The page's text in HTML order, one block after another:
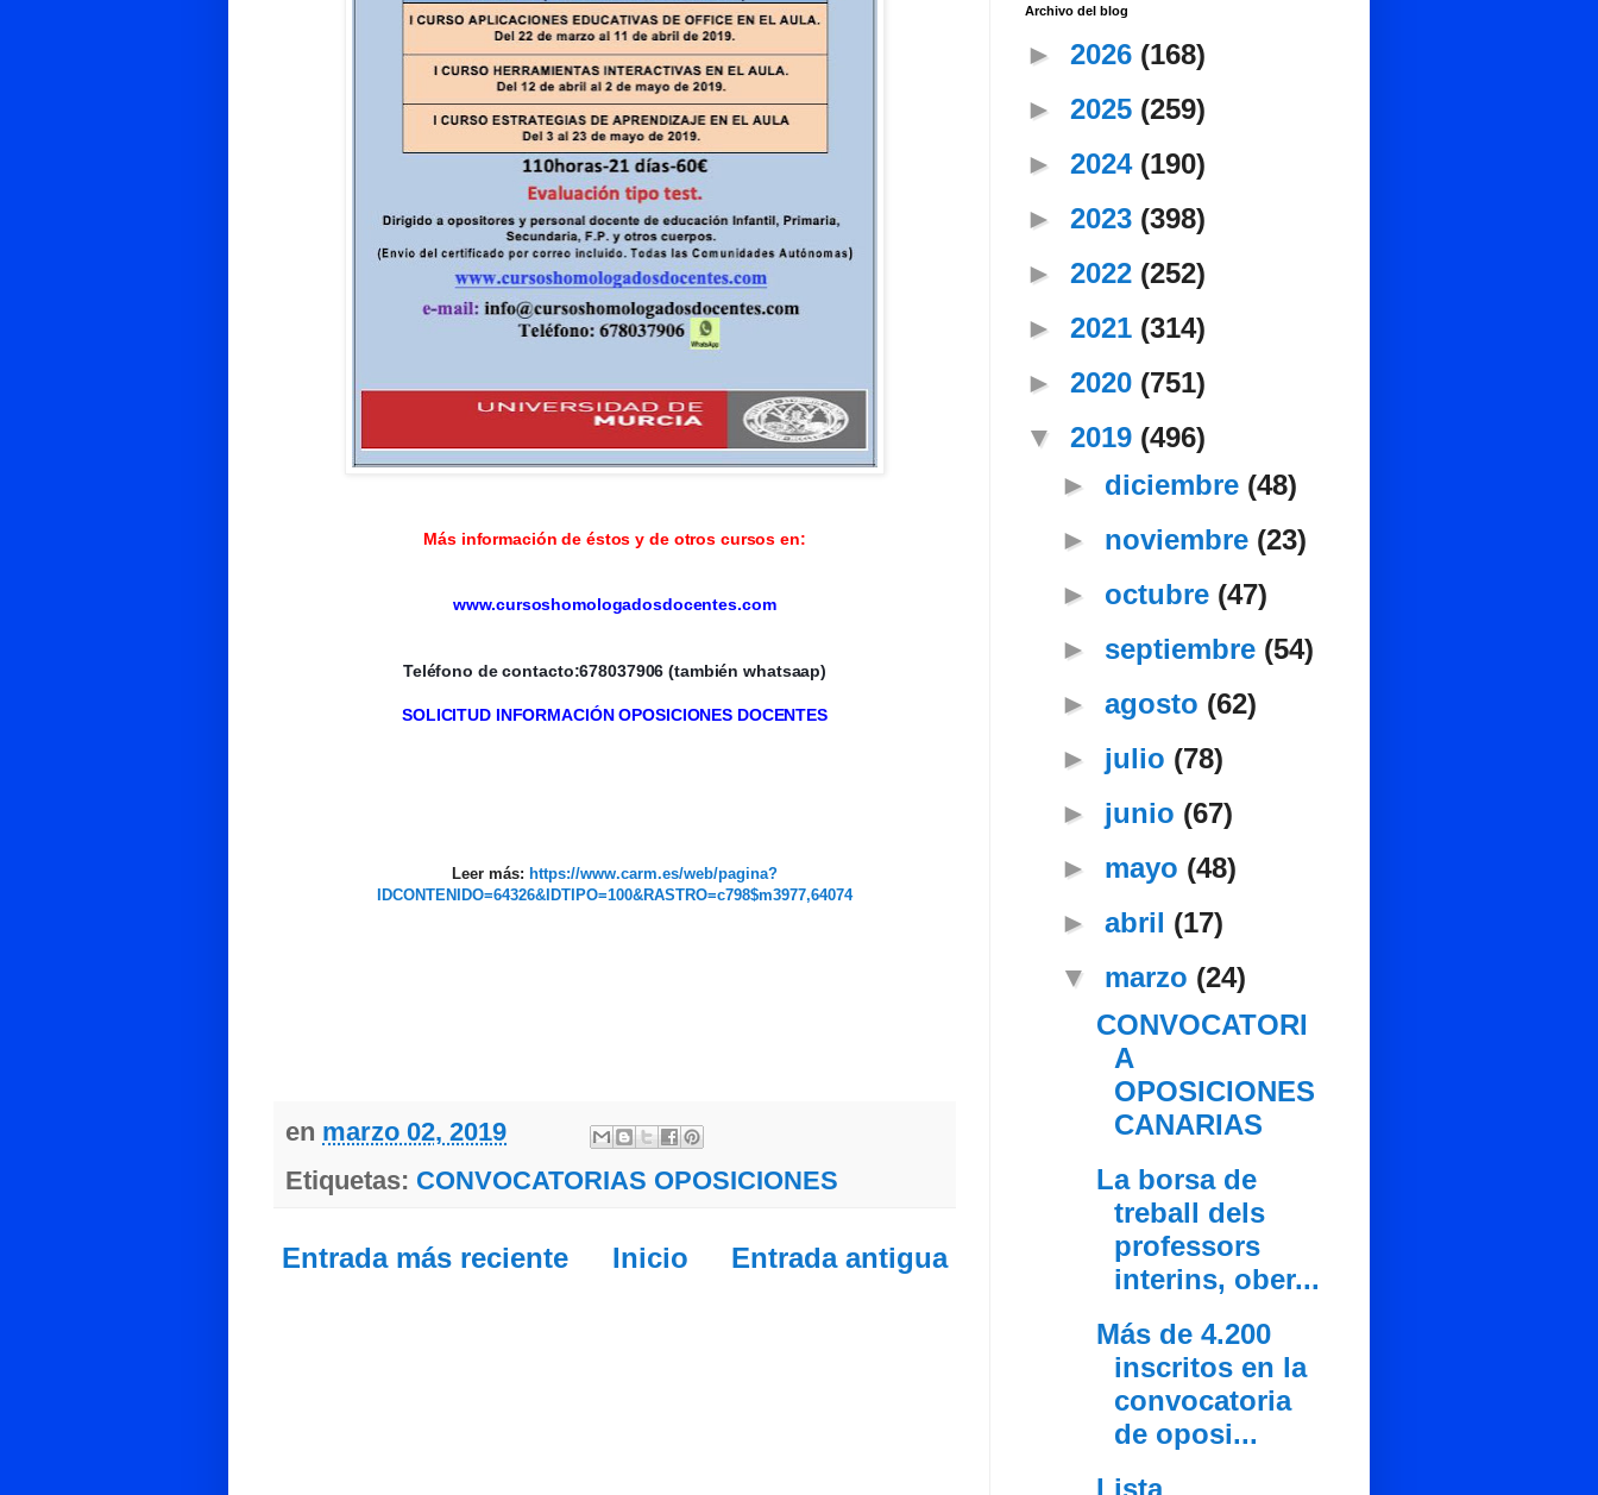
Más información de éstos y de otros cursos en:
www.cursoshomologadosdocentes.com
Teléfono de contacto:678037906 (también whatsaap)
SOLICITUD INFORMACIÓN OPOSICIONES DOCENTES
Leer más: https://www.carm.es/web/pagina?
IDCONTENIDO=64326&IDTIPO=100&RASTRO=c798$m3977,64074
en marzo 02, 2019
Etiquetas: CONVOCATORIAS OPOSICIONES
Entrada más reciente Entrada antigua
Inicio
Archivo del blog
► 2026 (168)
► 2025 (259)
► 2024 (190)
► 2023 (398)
► 2022 (252)
► 2021 (314)
► 2020 (751)
▼ 2019 (496)
► diciembre (48)
► noviembre (23)
► octubre (47)
► septiembre (54)
► agosto (62)
► julio (78)
► junio (67)
► mayo (48)
► abril (17)
▼ marzo (24)
CONVOCATORI
A
OPOSICIONES
CANARIAS
La borsa de
treball dels
professors
interins, ober...
Más de 4.200
inscritos en la
convocatoria
de oposi...
Lista